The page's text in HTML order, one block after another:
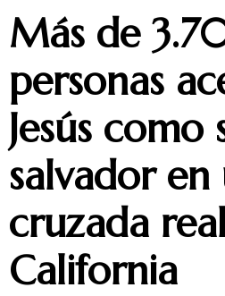
Más de
personas
Jesús como
salvador en
cruzada
California